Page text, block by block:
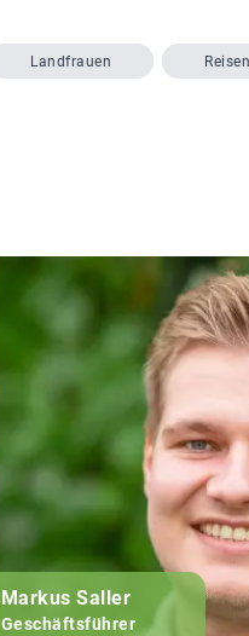
Landfrauen Reisen
Markus Saller
Geschäftsführer